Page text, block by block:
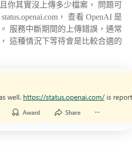
你其實沒上傳多少檔案， 問題可
， 查看 OpenAI 是
服務中斷期間的上傳錯誤，通常
這種情況下等待會是比較合適的